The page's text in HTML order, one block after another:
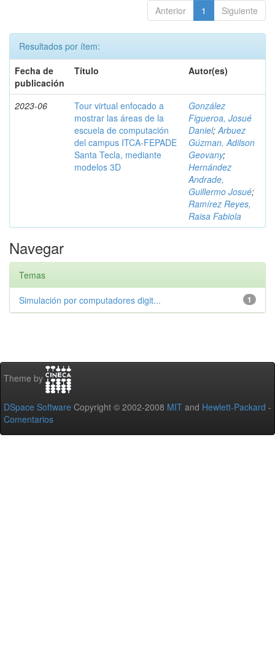
Anterior 1 Siguiente
Resultados por ítem:
Fecha de
publicación
Título Autor(es)
2023-06
Tour virtual enfocado a
mostrar las áreas de la
escuela de computación
del campus ITCA-FEPADE
Santa Tecla, mediante
modelos 3D
González
Figueroa, Josué
Daniel;Arbuez
Gúzman, Adilson
Geovany;
Hernández
Andrade,
Guillermo Josué;
Ramírez Reyes,
Raisa Fabiola
Navegar
Temas
1
Simulación por computadores digit...
Theme by
DSpace Software Copyright © 2002-2008 MIT and Hewlett-Packard -
Comentarios